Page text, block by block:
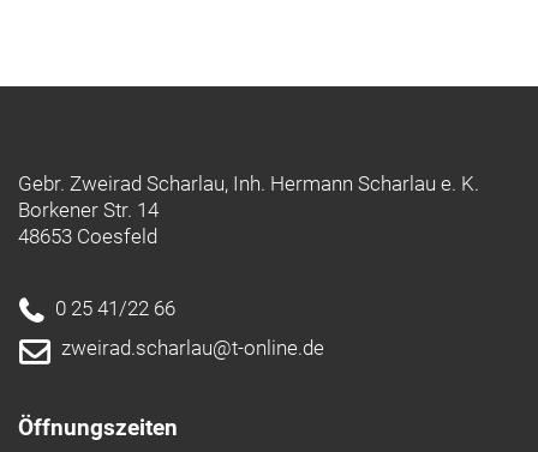
Gebr. Zweirad Scharlau, Inh. Hermann Scharlau e. K.
Borkener Str. 14
48653 Coesfeld
0 25 41/22 66
zweirad.scharlau@t-online.de
Öffnungszeiten